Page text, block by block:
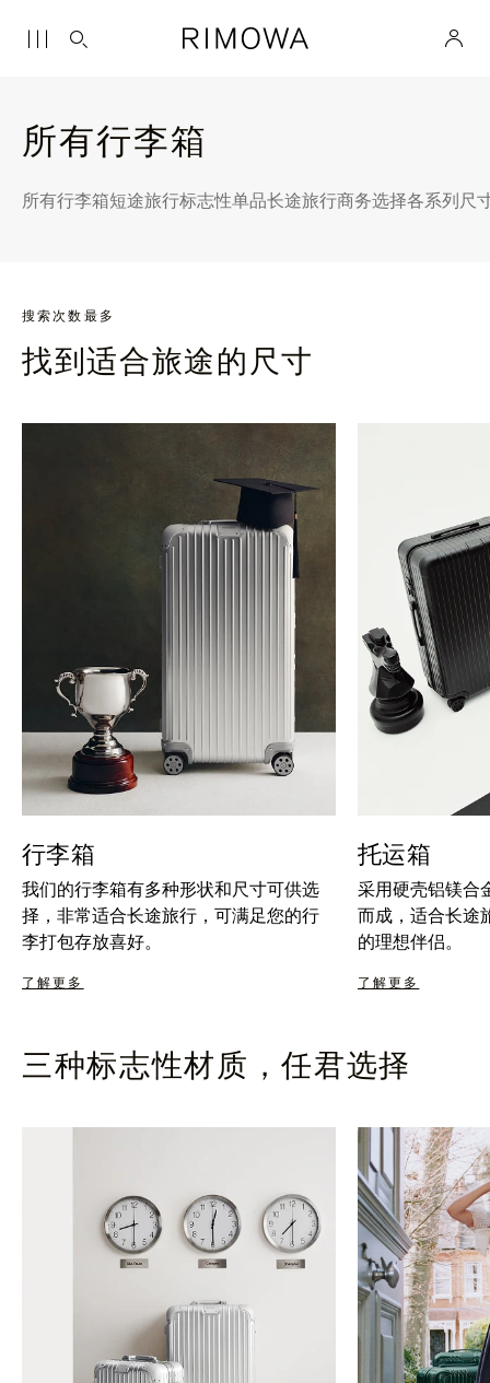
所有行李箱
所有行李箱短途旅行标志性单品长途旅行商务选择各系列尺
搜索次数最多
找到适合旅途的尺寸
行李箱
我们的行李箱有多种形状和尺寸可供选
择，非常适合长途旅行，可满足您的行
李打包存放喜好。
了解更多
托运箱
采用硬壳铝镁合
而成，适合长途
的理想伴侣。
了解更多
三种标志性材质，任君选择